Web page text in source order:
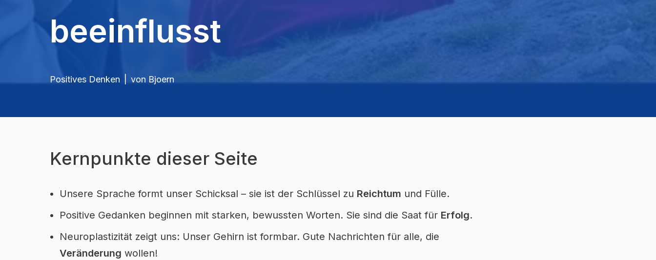
beeinflusst
Positives Denken von Bjoern
Kernpunkte dieser Seite
Unsere Sprache formt unser Schicksal – sie ist der Schlüssel zu Reichtum und Fülle.
Positive Gedanken beginnen mit starken, bewussten Worten. Sie sind die Saat für Erfolg.
Neuroplastizität zeigt uns: Unser Gehirn ist formbar. Gute Nachrichten für alle, die
Veränderung wollen!